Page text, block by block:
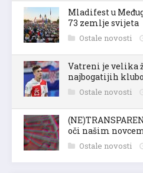
Mladifest u
73 zemlje svijeta
Ostale novosti
Vatreni je velika
najbogatijih
Ostale novosti
oči našim
Ostale novosti